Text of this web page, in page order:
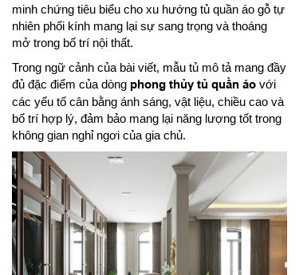
minh chứng tiêu biểu cho xu hướng tủ quần áo gỗ tự
nhiên phối kính mang lại sự sang trọng và thoáng
mở trong bố trí nội thất.
Trong ngữ cảnh của bài viết, mẫu tủ mô tả mang đầy
đủ đặc điểm của dòng phong thủy tủ quần áo với
các yếu tố cân bằng ánh sáng, vật liệu, chiều cao và
bố trí hợp lý, đảm bảo mang lại năng lượng tốt trong
không gian nghỉ ngơi của gia chủ.